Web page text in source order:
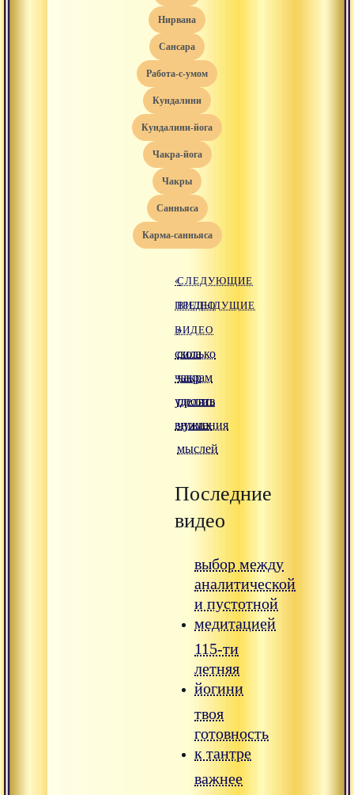
нирвана
сансара
работа-с-умом
кундалини
кундалини-йога
чакра-йога
чакры
санньяса
карма-санньяса
«
ПРЕДЫДУЩИЕ
ВИДЕО
сколько
чакрам
уделять
внимания
СЛЕДУЮЩИЕ
ВИДЕО
»
сила
чакр
против
чужих
мыслей
Последние
видео
выбор между
аналитической
и пустотной
медитацией
115-ти
летняя
йогини
твоя
готовность
к тантре
важнее